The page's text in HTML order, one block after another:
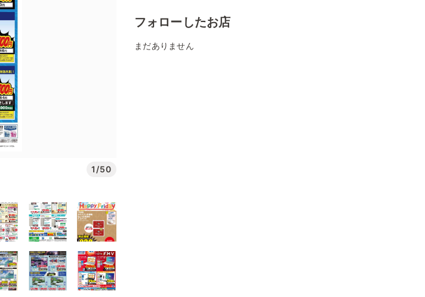
1/50
フォローしたお店
まだありません